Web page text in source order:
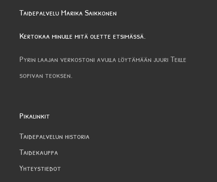
Taidepalvelu Marika Saikkonen
Kertokaa minulle mitä olette etsimässä.
Pyrin laajan verkostoni avulla löytämään juuri Teille
sopivan teoksen.
Pikalinkit
Taidepalvelun historia
Taidekauppa
Yhteystiedot